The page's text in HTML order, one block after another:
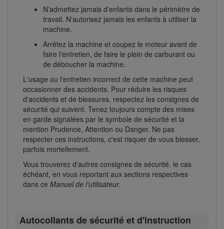
N'admettez jamais d'enfants dans le périmètre de
travail. N'autorisez jamais les enfants à utiliser la
machine.
Arrêtez la machine et coupez le moteur avant de
faire l'entretien, de faire le plein de carburant ou
de déboucher la machine.
L'usage ou l'entretien incorrect de cette machine peut
occasionner des accidents. Pour réduire les risques
d'accidents et de blessures, respectez les consignes de
sécurité qui suivent. Tenez toujours compte des mises
en garde signalées par le symbole de sécurité et la
mention Prudence, Attention ou Danger. Ne pas
respecter ces instructions, c'est risquer de vous blesser,
parfois mortellement.
Vous trouverez d'autres consignes de sécurité, le cas
échéant, en vous reportant aux sections respectives
dans ce Manuel de l'utilisateur.
Autocollants de sécurité et d'instruction